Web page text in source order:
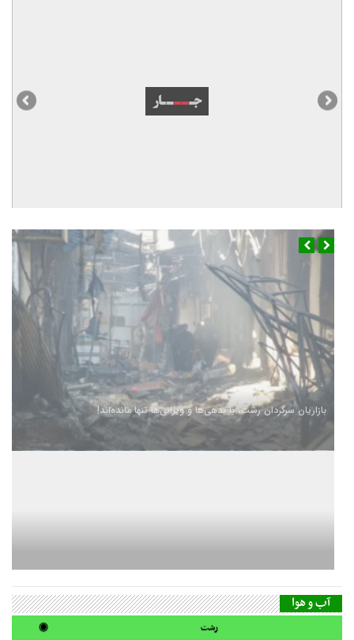
بازاریان سرگردان رشت، با بدهی‌ها و ویرانی‌ها تنها مانده‌اند!
21°
partly cloudy
05:30